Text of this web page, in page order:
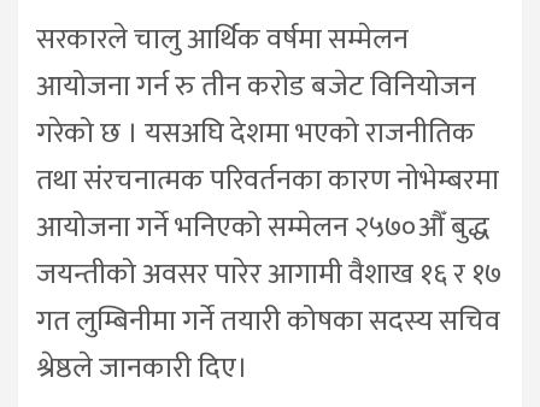
सरकारले चालु आर्थिक वर्षमा सम्मेलन
आयोजना गर्न रु तीन करोड बजेट विनियोजन
गरेको छ । यसअघि देशमा भएको राजनीतिक
तथा संरचनात्मक परिवर्तनका कारण नोभेम्बरमा
आयोजना गर्ने भनिएको सम्मेलन २५७०औँ बुद्ध
जयन्तीको अवसर पारेर आगामी वैशाख १६ र १७
गत लुम्बिनीमा गर्ने तयारी कोषका सदस्य सचिव
श्रेष्ठले जानकारी दिए।